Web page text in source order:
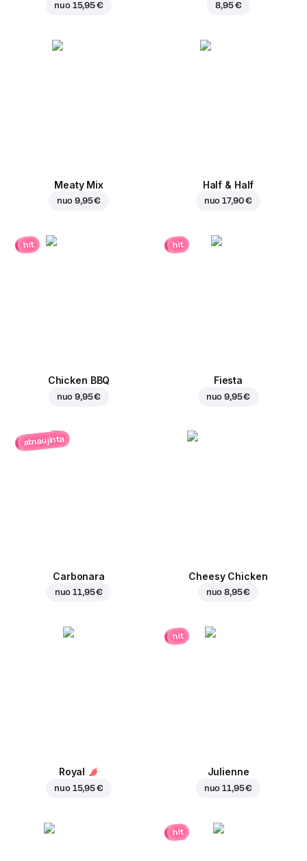
nuo 15,95 € 8,95 €
Meaty Mix
nuo9,95 €
Half & Half
nuo17,90 €
hit
Chicken BBQ
nuo9,95 €
hit
Fiesta
nuo9,95 €
atnaujinta
Carbonara
nuo11,95 €
Cheesy Chicken
nuo8,95 €
Royal
nuo 15,95 €
hit
Julienne
nuo11,95 €
hit